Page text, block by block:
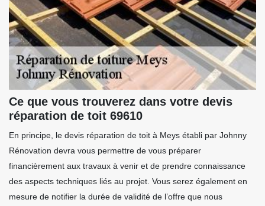
Ce que vous trouverez dans votre devis
réparation de toit 69610
En principe, le devis réparation de toit à Meys établi par Johnny
Rénovation devra vous permettre de vous préparer
financièrement aux travaux à venir et de prendre connaissance
des aspects techniques liés au projet. Vous serez également en
mesure de notifier la durée de validité de l’offre que nous